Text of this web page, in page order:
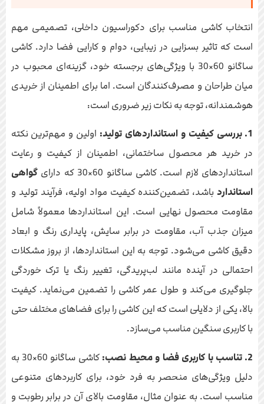
انتخاب کاشی مناسب برای دکوراسیون داخلی، تصمیمی مهم
است که تاثیر بسزایی در زیبایی، دوام و کارایی فضا دارد. کاشی
ساگانو 60×30 با ویژگی‌های برجسته خود، گزینه‌ای محبوب در
میان طراحان و مصرف‌کنندگان است. اما برای اطمینان از خریدی
هوشمندانه، توجه به نکات زیر ضروری است:
1. بررسی کیفیت و استانداردهای تولید:
اولین و مهم‌ترین نکته
در خرید هر محصول ساختمانی، اطمینان از کیفیت و رعایت
استانداردهای لازم است. کاشی ساگانو 60×30 که دارای
گواهی
استانداردباشد، تضمین‌کننده کیفیت مواد اولیه، فرآیند تولید و
مقاومت محصول نهایی است. این استانداردها معمولاً شامل
میزان جذب آب، مقاومت در برابر سایش، پایداری رنگ و ابعاد
دقیق کاشی می‌شود. توجه به این استانداردها، از بروز مشکلات
احتمالی در آینده مانند لب‌پریدگی، تغییر رنگ یا ترک خوردگی
جلوگیری می‌کند و طول عمر کاشی را تضمین می‌نماید. کیفیت
بالا، یکی از دلایلی است که این کاشی را برای فضاهای مختلف حتی
با کاربری سنگین مناسب می‌سازد.
2. تناسب با کاربری فضا و محیط نصب:
کاشی ساگانو 60×30 به
دلیل ویژگی‌های منحصر به فرد خود، برای کاربردهای متنوعی
مناسب است. به عنوان مثال، مقاومت بالای آن در برابر رطوبت و